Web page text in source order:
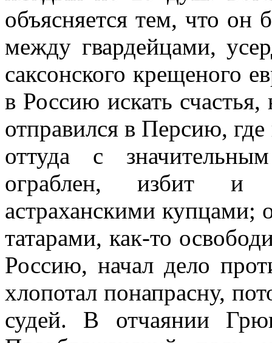
объясняется тем, что он
между гвардейцами,
саксонского крещеного
в Россию искать счастья,
отправился в Персию,
оттуда с
ограблен, избит и
астраханскими купцами;
татарами, как-то
Россию, начал дело
хлопотал понапрасну,
судей. В отчаянии